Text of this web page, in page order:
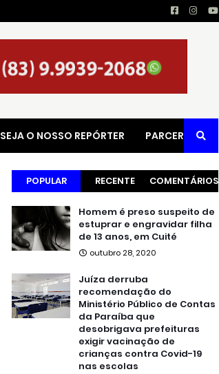
SEJA O NOSSO REPÓRTER PARCERIAS
POPULAR RECENTE COMENTÁRIOS
Homem é preso suspeito de
estuprar e engravidar filha
de 13 anos, em Cuité
outubro 28, 2020
Juíza derruba
recomendação do
Ministério Público de Contas
da Paraíba que
desobrigava prefeituras
exigir vacinação de
crianças contra Covid-19
nas escolas